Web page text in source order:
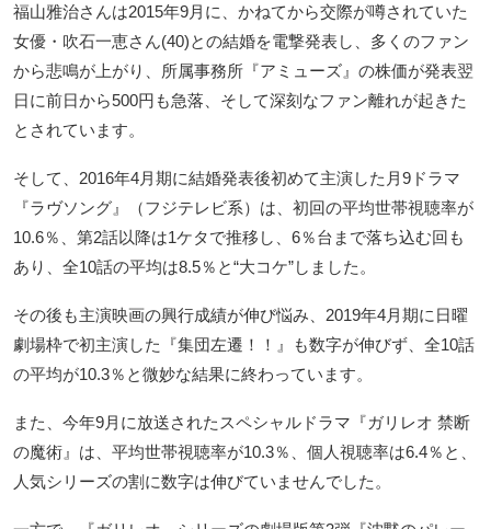
福山雅治さんは2015年9月に、かねてから交際が噂されていた
女優・吹石一恵さん(40)との結婚を電撃発表し、多くのファン
から悲鳴が上がり、所属事務所『アミューズ』の株価が発表翌
日に前日から500円も急落、そして深刻なファン離れが起きた
とされています。
そして、2016年4月期に結婚発表後初めて主演した月9ドラマ
『ラヴソング』（フジテレビ系）は、初回の平均世帯視聴率が
10.6％、第2話以降は1ケタで推移し、6％台まで落ち込む回も
あり、全10話の平均は8.5％と“大コケ”しました。
その後も主演映画の興行成績が伸び悩み、2019年4月期に日曜
劇場枠で初主演した『集団左遷！！』も数字が伸びず、全10話
の平均が10.3％と微妙な結果に終わっています。
また、今年9月に放送されたスペシャルドラマ『ガリレオ 禁断
の魔術』は、平均世帯視聴率が10.3％、個人視聴率は6.4％と、
人気シリーズの割に数字は伸びていませんでした。